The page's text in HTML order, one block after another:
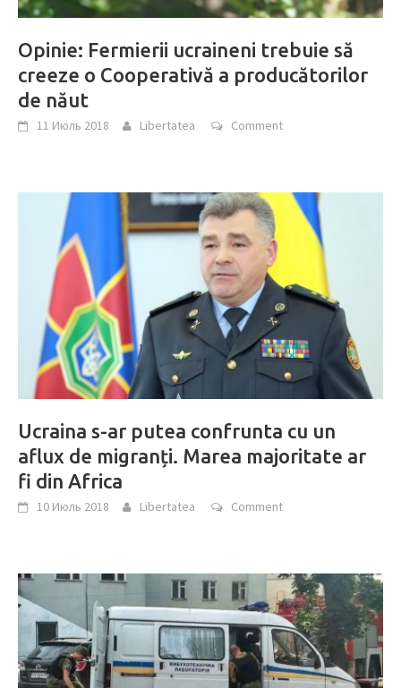
Opinie: Fermierii ucraineni trebuie să
creeze o Cooperativă a producătorilor
de năut
11 Июль 2018 Libertatea Comment
Ucraina s-ar putea confrunta cu un
aflux de migranți. Marea majoritate ar
fi din Africa
10 Июль 2018 Libertatea Comment